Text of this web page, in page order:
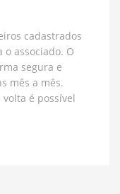
cadastrados
associado. O
segura e
mês a mês.
é possível